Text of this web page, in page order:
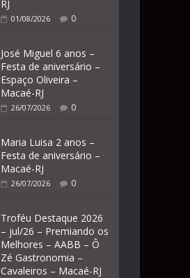
RJ
01/08/2026 0
José Miguel 6 anos –
Festa de aniversário –
Espaço Oliveira –
Macaé-RJ
26/07/2026 0
Maria Luisa 2 anos –
Festa de aniversário –
Macaé-RJ
26/07/2026 0
Troféu Destaque 2026
– jul/26 – Premiando os
Melhores – AABB – Ô
Zé Gastronomia –
Cavaleiros – Macaé-RJ